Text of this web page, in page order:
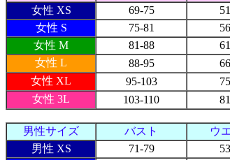
女性 XS
69-75
女性 S
75-81
女性 M
81-88
女性 L
88-95
女性 XL
95-103
女性 3L
103-110
男性サイズ バスト ウ
男性 XS
71-79